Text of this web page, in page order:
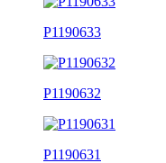
P1190633
P1190632
P1190631